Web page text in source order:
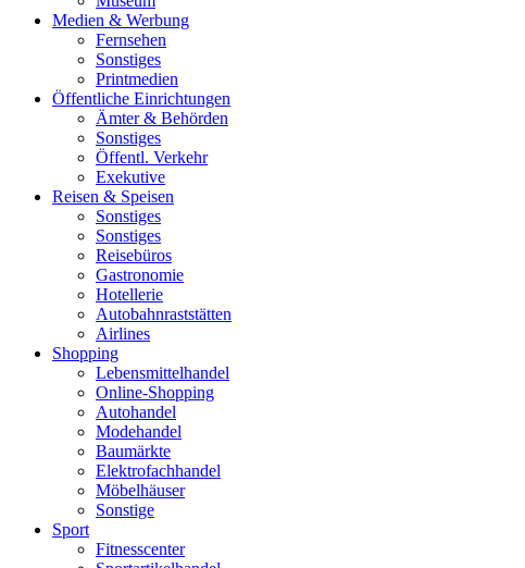
Medien & Werbung
Fernsehen
Sonstiges
Printmedien
Öffentliche Einrichtungen
Ämter & Behörden
Sonstiges
Öffentl. Verkehr
Exekutive
Reisen & Speisen
Sonstiges
Sonstiges
Reisebüros
Gastronomie
Hotellerie
Autobahnraststätten
Airlines
Shopping
Lebensmittelhandel
Online-Shopping
Autohandel
Modehandel
Baumärkte
Elektrofachhandel
Möbelhäuser
Sonstige
Sport
Fitnesscenter